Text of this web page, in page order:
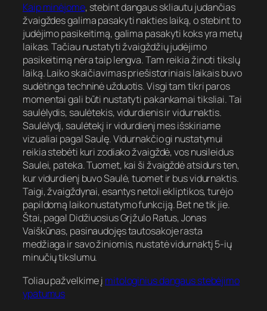
Kaip minėjome, stebint dangaus skliautu judančias
žvaigždes galima pasakyti nakties laiką, o stebint to
judėjimo pasikeitimą, galima pasakyti koks yra metų
laikas. Tačiau nustatyti žvaigždžių judėjimo
pasikeitimą nėra taip lengva. Tam reikia žinoti tikslų
laiką. Laiko skaičiavimas priešistoriniais laikais buvo
sudėtinga techninė užduotis. Visgi tam tikri paros
momentai gali būti nustatyti pakankamai tiksliai. Tai
saulėlydis, saulėtekis, vidurdienis ir vidurnaktis.
Saulėlydį, saulėtekį ir vidurdienį mes išskiriame
vizualiai pagal Saulę. Vidurnakčio gi nustatymui
reikia stebėti kuri zodiako žvaigždė, vos nusileidus
Saulei, pateka. Tuomet, kai ši žvaigždė atsidurs ten,
kur vidurdienį buvo Saulė, tuomet ir bus vidurnaktis.
Taigi, žvaigždynai, esantys netoli ekliptikos, turėjo
papildomą laiko nustatymo funkciją. Bet ne tik jie.
Štai, pagal Didžiuosius Grįžulo Ratus, Jonas
Vaiškūnas, pasinaudojęs tautosakoje rasta
medžiaga ir savo žiniomis, nustatė vidurnaktį 5-ių
minučių tikslumu.
Toliau pažvelkime į mitologinius dangaus stebėjimo
ypatumus